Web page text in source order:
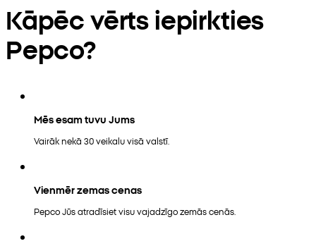
Kāpēc vērts iepirkties
Pepco?
Mēs esam tuvu Jums
Vairāk nekā 30 veikalu visā valstī.
Vienmēr zemas cenas
Pepco Jūs atradīsiet visu vajadzīgo zemās cenās.